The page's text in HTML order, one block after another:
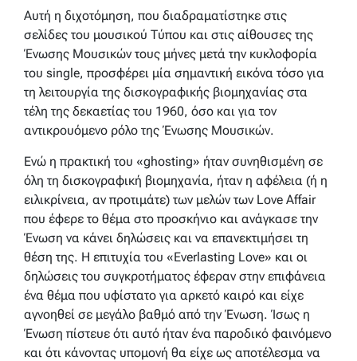
Αυτή η διχοτόμηση, που διαδραματίστηκε στις
σελίδες του μουσικού Τύπου και στις αίθουσες της
Ένωσης Μουσικών τους μήνες μετά την κυκλοφορία
του single, προσφέρει μία σημαντική εικόνα τόσο για
τη λειτουργία της δισκογραφικής βιομηχανίας στα
τέλη της δεκαετίας του 1960, όσο και για τον
αντικρουόμενο ρόλο της Ένωσης Μουσικών.
Ενώ η πρακτική του «ghosting» ήταν συνηθισμένη σε
όλη τη δισκογραφική βιομηχανία, ήταν η αφέλεια (ή η
ειλικρίνεια, αν προτιμάτε) των μελών των Love Affair
που έφερε το θέμα στο προσκήνιο και ανάγκασε την
Ένωση να κάνει δηλώσεις και να επανεκτιμήσει τη
θέση της. Η επιτυχία του «Everlasting Love» και οι
δηλώσεις του συγκροτήματος έφεραν στην επιφάνεια
ένα θέμα που υφίστατο για αρκετό καιρό και είχε
αγνοηθεί σε μεγάλο βαθμό από την Ένωση. Ίσως η
Ένωση πίστευε ότι αυτό ήταν ένα παροδικό φαινόμενο
και ότι κάνοντας υπομονή θα είχε ως αποτέλεσμα να